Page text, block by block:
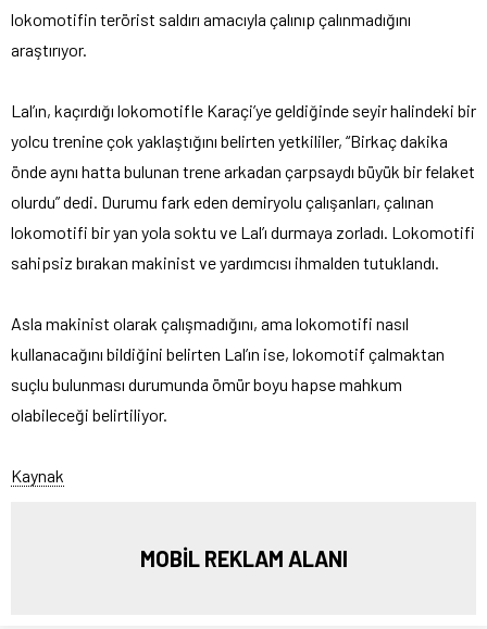
lokomotifin terörist saldırı amacıyla çalınıp çalınmadığını
araştırıyor.
Lal’ın, kaçırdığı lokomotifle Karaçi’ye geldiğinde seyir halindeki bir
yolcu trenine çok yaklaştığını belirten yetkililer, “Birkaç dakika
önde aynı hatta bulunan trene arkadan çarpsaydı büyük bir felaket
olurdu” dedi. Durumu fark eden demiryolu çalışanları, çalınan
lokomotifi bir yan yola soktu ve Lal’ı durmaya zorladı. Lokomotifi
sahipsiz bırakan makinist ve yardımcısı ihmalden tutuklandı.
Asla makinist olarak çalışmadığını, ama lokomotifi nasıl
kullanacağını bildiğini belirten Lal’ın ise, lokomotif çalmaktan
suçlu bulunması durumunda ömür boyu hapse mahkum
olabileceği belirtiliyor.
Kaynak
MOBİL REKLAM ALANI